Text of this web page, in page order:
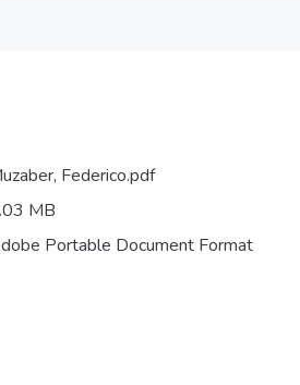
Federico.pdf
MB
Portable Document Format